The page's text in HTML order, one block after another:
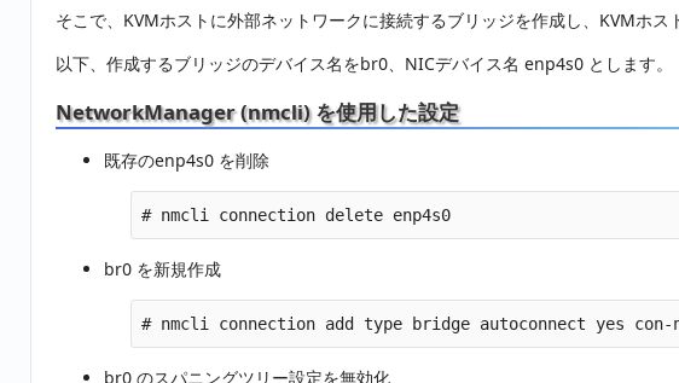
そこで、KVMホストに外部ネットワークに接続するブリッジを作成し、KVMホ
以下、作成するブリッジのデバイス名をbr0、NICデバイス名 enp4s0 とします。
NetworkManager (nmcli) を使用した設定
既存のenp4s0 を削除
# nmcli connection delete enp4s0
br0 を新規作成
# nmcli connection add type bridge autoconnect yes con-
br0 のスパニングツリー設定を無効化